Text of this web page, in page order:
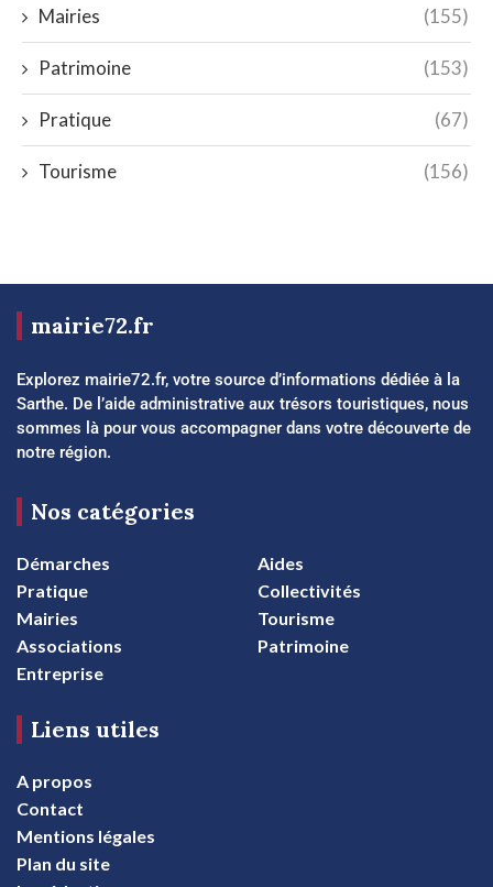
Mairies (155)
Patrimoine (153)
Pratique (67)
Tourisme (156)
mairie72.fr
Explorez mairie72.fr, votre source d’informations dédiée à la
Sarthe. De l’aide administrative aux trésors touristiques, nous
sommes là pour vous accompagner dans votre découverte de
notre région.
Nos catégories
Démarches
Aides
Pratique
Collectivités
Mairies
Tourisme
Associations
Patrimoine
Entreprise
Liens utiles
A propos
Contact
Mentions légales
Plan du site